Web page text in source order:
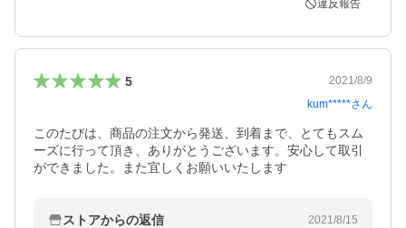
違反報告
5
2021/8/9
kum*****さん
このたびは、商品の注文から発送、到着まで、とてもスム
ーズに行って頂き、ありがとうございます。安心して取引
ができました。また宜しくお願いいたします
ストアからの返信 2021/8/15